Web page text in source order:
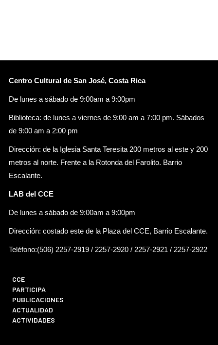
Centro Cultural de San José, Costa Rica
De lunes a sábado de 9:00am a 9:00pm
Biblioteca: de lunes a viernes de 9:00 am a 7:00 pm. Sábados
de 9:00 am a 2:00 pm
Dirección: de la Iglesia Santa Teresita 200 metros al este y 200
metros al norte. Frente a la Rotonda del Farolito. Barrio
Escalante.
LAB del CCE
De lunes a sábado de 9:00am a 9:00pm
Dirección: costado este de la Plaza del CCE, Barrio Escalante.
Teléfono:(506) 2257-2919 / 2257-2920 / 2257-2921 / 2257-2922
CCE
PARTICIPA
PUBLICACIONES
ACTUALIDAD
ACTIVIDADES